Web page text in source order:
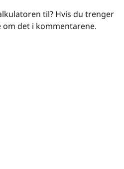
til? Hvis du trenger
det i kommentarene.